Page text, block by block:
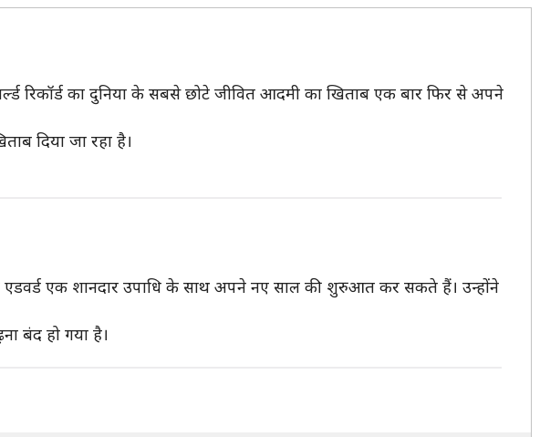
रिकॉर्ड का दुनिया के सबसे छोटे जीवित आदमी का खिताब एक बार फिर से अपने
दिया जा रहा है।
एडवर्ड एक शानदार उपाधि के साथ अपने नए साल की शुरुआत कर सकते हैं। उन्होंने
बंद हो गया है।